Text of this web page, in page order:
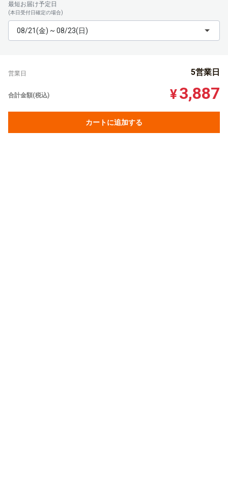
最短お届け予定日
(本日受付日確定の場合)
08/21(金) ~ 08/23(日)
営業日 5営業日
合計金額(税込) ¥3,887
カートに追加する